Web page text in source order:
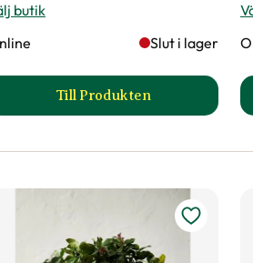
butik
Slut i lager
Till Produkten
till Bägarranka, flera